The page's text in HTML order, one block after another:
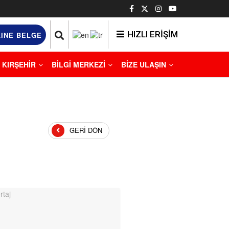
BELGE HIZLI ERİŞİM
KIRŞEHİR BİLGİ MERKEZİ BİZE ULAŞIN
GERI DÖN